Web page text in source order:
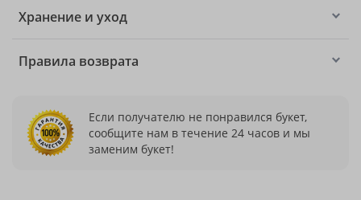
Хранение и уход
Правила возврата
Если получателю не понравился букет,
сообщите нам в течение 24 часов и мы
заменим букет!